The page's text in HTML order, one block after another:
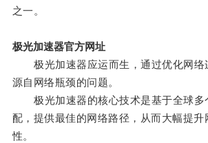
之一。
极光加速器官方网址
极光加速器应运而生，通过优化网络
源自网络瓶颈的问题。
极光加速器的核心技术是基于全球多
配，提供最佳的网络路径，从而大幅提升
性。